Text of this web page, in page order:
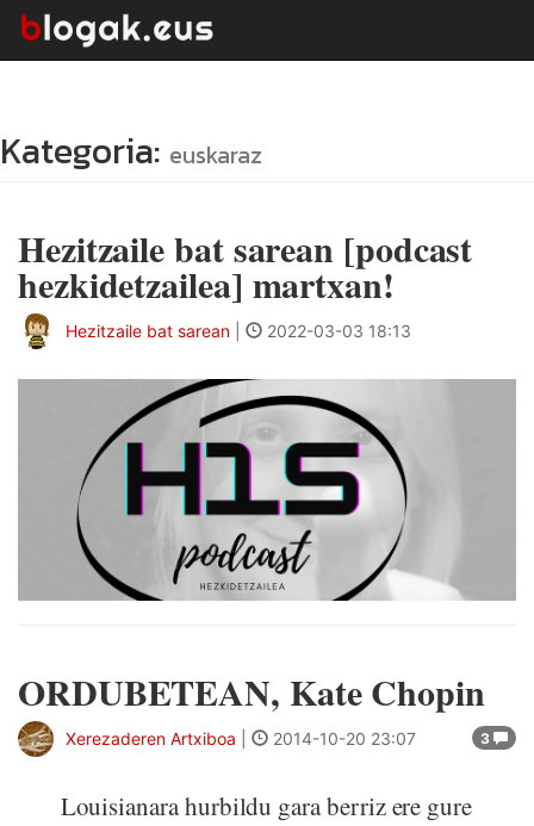
Kategoria: euskaraz
Hezitzaile bat sarean [podcast
hezkidetzailea] martxan!
Hezitzaile bat sarean 2022-03-03 18:13
ORDUBETEAN, Kate Chopin
3
Xerezaderen Artxiboa 2014-10-20 23:07
Louisianara hurbildu gara berriz ere gure